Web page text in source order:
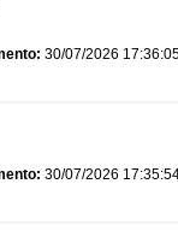
30/07/2026
30/07/2026